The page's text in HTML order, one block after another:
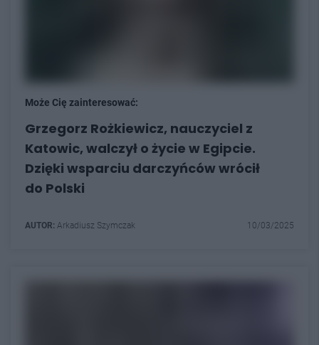
Może Cię zainteresować:
Grzegorz Rożkiewicz, nauczyciel z
Katowic, walczył o życie w Egipcie.
Dzięki wsparciu darczyńców wrócił
do Polski
AUTOR: Arkadiusz Szymczak 10/03/2025